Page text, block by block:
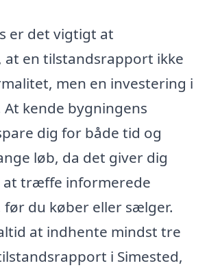
er det vigtigt at
at en tilstandsrapport ikke
men en investering i
kende bygningens
dig for både tid og
løb, da det giver dig
at træffe informerede
før du køber eller sælger.
at indhente mindst tre
i Simested,